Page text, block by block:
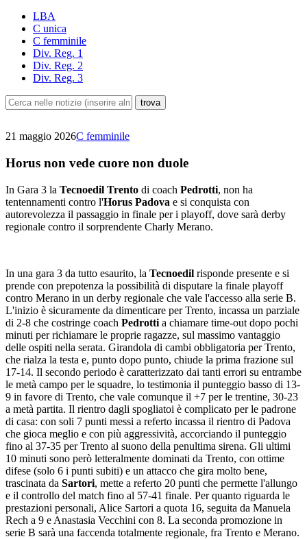
LBA
C unica
C femminile
Div. Reg. 1
Div. Reg. 2
Div. Reg. 3
21 maggio 2026C femminile
Horus non vede cuore non duole
In Gara 3 la Tecnoedil Trento di coach Pedrotti, non ha
tentennamenti contro l'Horus Padova e si conquista con
autorevolezza il passaggio in finale per i playoff, dove sarà derby
regionale contro il sorprendente Charly Merano.
In una gara 3 da tutto esaurito, la Tecnoedil risponde presente e si
prende con prepotenza la possibilità di disputare la finale playoff
contro Merano in un derby regionale che vale l'accesso alla serie B.
L'inizio è sicuramente da dimenticare per Trento, incassa un parziale
di 2-8 che costringe coach Pedrotti a chiamare time-out dopo pochi
minuti per richiamare le proprie ragazze, sul massimo vantaggio
delle ospiti nella serata. Girandola di cambi obbligatoria per Trento,
che rialza la testa e, punto dopo punto, chiude la prima frazione sul
17-14. Il secondo periodo è caratterizzato dai tanti errori su entrambe
le metà campo per le squadre, lo testimonia il punteggio basso di 13-
9 in favore di Trento, che vale comunque il +7 per le trentine, 30-23
a metà partita. Il rientro dagli spogliatoi è complicato per le padrone
di casa: con soli 7 punti messi a referto incassa il rientro di Padova
che gioca meglio e con più aggressività, accorciando il punteggio
fino al 37-35 per Trento al suono della penultima sirena. Gli ultimi
10 minuti sono però letteralmente dominati da Trento, con ottime
difese (solo 6 i punti subiti) e un attacco che gira molto bene,
trascinata da Sartori, mette a referto 20 punti che permette l'allungo
e il controllo del match fino al 57-41 finale. Per quanto riguarda le
prestazioni personali, Alice Sartori a quota 16, seguita da Manuela
Rech a 9 e Anastasia Vecchini con 8. La seconda promozione in
serie B sarà una faccenda totalmente regionale, fra Trento e Merano.